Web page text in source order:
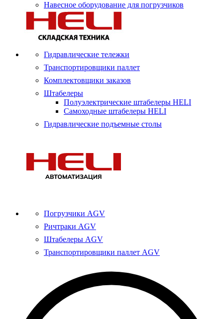
Навесное оборудование для погрузчиков
Гидравлические тележки
Транспортировщики паллет
Комплектовщики заказов
Штабелеры
Полуэлектрические штабелеры HELI
Самоходные штабелеры HELI
Гидравлические подъемные столы
Погрузчики AGV
Ричтраки AGV
Штабелеры AGV
Транспортировщики паллет AGV